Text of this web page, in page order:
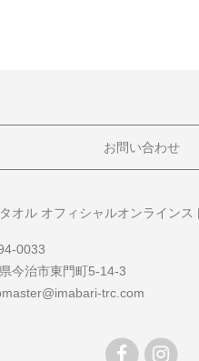
お問い合わせ
オル オフィシャルオンラインス
0033
今治市東門町5-14-3
trc.com